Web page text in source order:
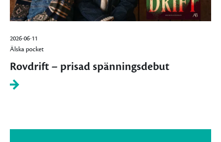
2026-06-11
Älska pocket
Rovdrift – prisad spänningsdebut